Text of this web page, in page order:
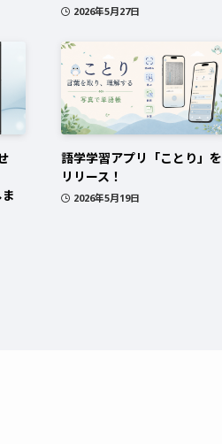
2026年5月27日
語学学習アプリ「ことり」を
リリース！
2026年5月19日